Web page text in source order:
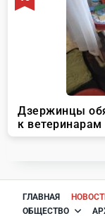
ГЛАВНАЯ
ОБЩЕСТВО